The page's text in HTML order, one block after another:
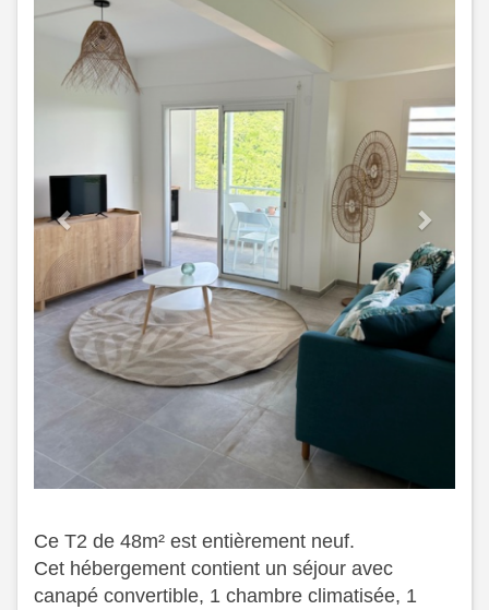
Ce T2 de 48m² est entièrement neuf.
Cet hébergement contient un séjour avec
canapé convertible, 1 chambre climatisée, 1